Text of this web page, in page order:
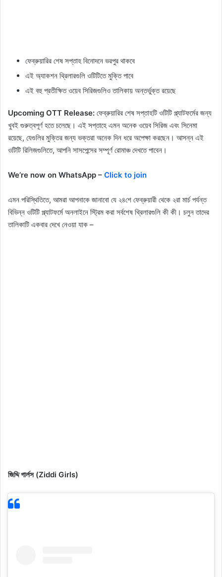
ফেব্রুয়ারির শেষ সপ্তাহ বিনোদনে ভরপুর থাকবে
এই অ্যাকশন থ্রিলারগুলি ওটিটিতে মুক্তি পাবে
এই বহু প্রতীক্ষিত ওয়েব সিরিজগুলিও তালিকায় অন্তর্ভুক্ত রয়েছে
Upcoming OTT Release: ফেব্রুয়ারির শেষ সপ্তাহটি ওটিটি প্ল্যাটফর্মের জন্য
খুবই গুরুত্বপূর্ণ হতে চলেছে। এই সপ্তাহে এমন অনেক ওয়েব সিরিজ এবং সিনেমা
রয়েছে, যেগুলির মুক্তির জন্য ভক্তরা অনেক দিন ধরে অপেক্ষা করছেন। আসন্ন এই
ওটিটি রিলিজগুলিতে, আপনি সাসপেন্সের সম্পূর্ণ রোমাঞ্চ দেখতে পাবেন।
We’re now on WhatsApp – Click to join
এমন পরিস্থিতিতে, আমরা আপনাকে জানাবো যে ২৪শে ফেব্রুয়ারী থেকে ২রা মার্চ পর্যন্ত
বিভিন্ন ওটিটি প্ল্যাটফর্মে অনলাইনে স্ট্রিম করা সর্বশেষ থ্রিলারগুলি কী কী। চলুন তাদের
তালিকাটি একবার দেখে নেওয়া যাক –
জিদ্দি গার্লস (Ziddi Girls)